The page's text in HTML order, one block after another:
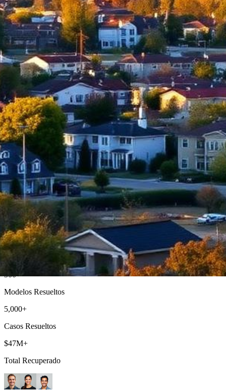
Abogado de Ley Limón en Concord
Abogados de Ley Limón mejor calificados que sirven a todo Contra
Costa County
500+
Modelos Resueltos
5,000+
Casos Resueltos
$47M+
Total Recuperado